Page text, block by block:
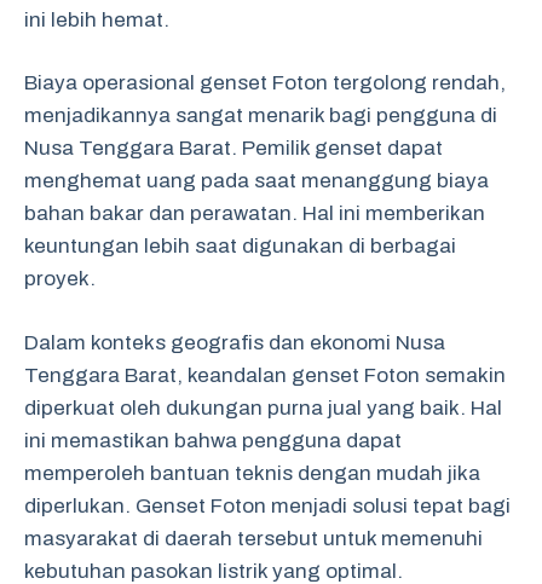
ini lebih hemat.
Biaya operasional genset Foton tergolong rendah,
menjadikannya sangat menarik bagi pengguna di
Nusa Tenggara Barat. Pemilik genset dapat
menghemat uang pada saat menanggung biaya
bahan bakar dan perawatan. Hal ini memberikan
keuntungan lebih saat digunakan di berbagai
proyek.
Dalam konteks geografis dan ekonomi Nusa
Tenggara Barat, keandalan genset Foton semakin
diperkuat oleh dukungan purna jual yang baik. Hal
ini memastikan bahwa pengguna dapat
memperoleh bantuan teknis dengan mudah jika
diperlukan. Genset Foton menjadi solusi tepat bagi
masyarakat di daerah tersebut untuk memenuhi
kebutuhan pasokan listrik yang optimal.